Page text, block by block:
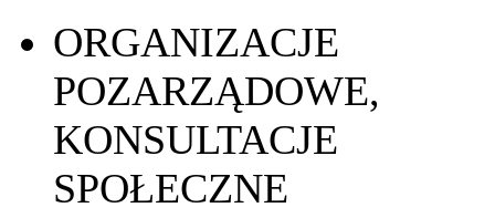
ORGANIZACJE
POZARZĄDOWE,
KONSULTACJE
SPOŁECZNE